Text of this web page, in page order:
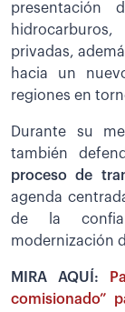
presentación
privadas,
hacia un
regiones en
Durante su
también
proceso de
agenda
de la
modernización
MIRA AQUÍ:
comisionado”